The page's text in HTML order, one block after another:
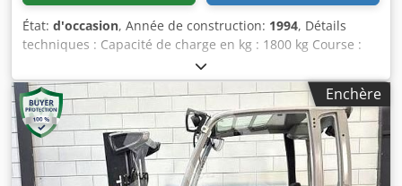
État: d'occasion, Année de construction: 1994, Détails
techniques : Capacité de charge en kg : 1800 kg Course :
1600 mm Longueur des fourches : 1200 mm Hauteur de
levage : 4500 mm Poids de la machine env. : 3,22 t
Dimensions L x l x H : L:3,38xl:1,2xH:2,3 m Chariot élévateur
avec levage latéral, fourches pouvant être bloquées -
Entraînement par batterie tension 80V / 450 AH - Centre de
gravité de la charge : 500 mm - Levée libre : 1600 mm -
Largeur du tablier porte-fourche= 1800mm Crodpfeu Nv
Enchère